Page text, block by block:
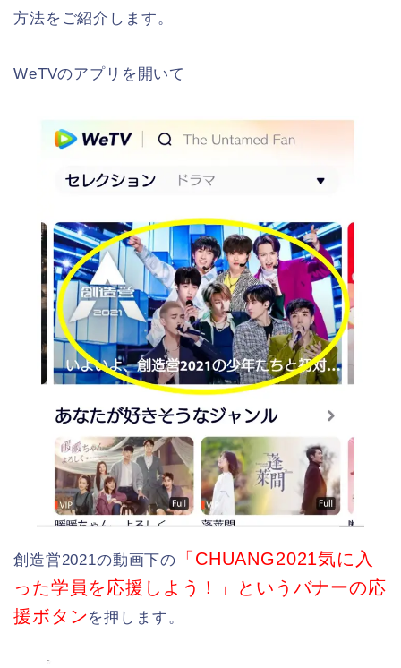
方法をご紹介します。
WeTVのアプリを開いて
創造営2021の動画下の
「CHUANG2021気に入
った学員を応援しよう！」というバナーの応
援ボタンを押します。